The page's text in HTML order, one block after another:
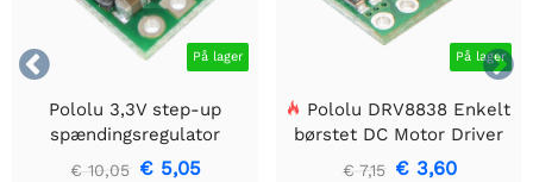

 På lager
Pololu 3,3V step-up
spændingsregulator
U1V10F3
€ 10,05 € 5,05
På lager
Pololu DRV8838 Enkelt
børstet DC Motor Driver
Holder
€ 7,15 € 3,60